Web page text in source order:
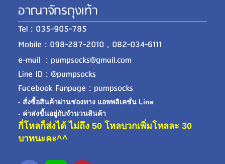
อาณาจักรถุงเท้า
Tel : 035-905-785
Mobile : 098-287-2010 , 082-034-6111
e-mail : pumpsocks@gmail.com
Line ID : @pumpsocks
Facebook Fanpage : pumpsocks
- สั่งซื้อสินค้าผ่านช่องทาง แอพพลิเคชั่น Line
- ค่าส่งขี้นอยู่กับจำนวนสินค้า
กี่โหลก็ส่งได้ ไม่ถึง 50 โหลบวกเพิ่มโหลละ 30
บาทนะคะ^^